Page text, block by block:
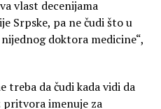
vlast decenijama
Srpske, pa ne čudi što u
doktora medicine“,
treba da čudi kada vidi da
pritvora imenuje za